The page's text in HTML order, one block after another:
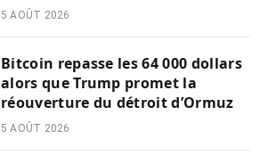
5 AOÛT 2026
Bitcoin repasse les 64 000 dollars
alors que Trump promet la
réouverture du détroit d’Ormuz
5 AOÛT 2026